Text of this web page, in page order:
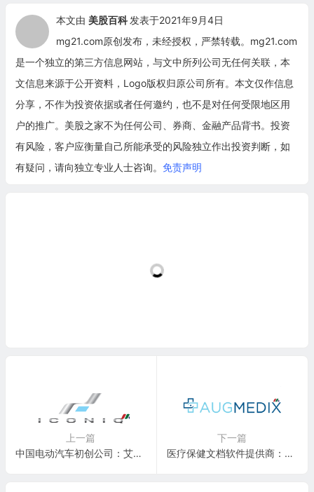
本文由 美股百科 发表于2021年9月4日
mg21.com原创发布，未经授权，严禁转载。mg21.com
是一个独立的第三方信息网站，与文中所列公司无任何关联，本
文信息来源于公开资料，Logo版权归原公司所有。本文仅作信息
分享，不作为投资依据或者任何邀约，也不是对任何受限地区用
户的推广。美股之家不为任何公司、券商、金融产品背书。投资
有风险，客户应衡量自己所能承受的风险独立作出投资判断，如
有疑问，请向独立专业人士咨询。 免责声明
上一篇
中国电动汽车初创公司：艾康尼克汽车(ICONIQ) NWTN, Inc.(NWTN)
下一篇
医疗保健文档软件提供商：Augmedix(AUGX)